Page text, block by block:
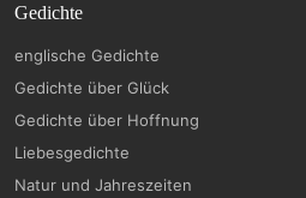
Gedichte
englische Gedichte
Gedichte über Glück
Gedichte über Hoffnung
Liebesgedichte
Natur und Jahreszeiten